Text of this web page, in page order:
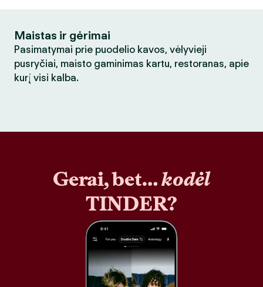
Maistas ir gėrimai
Pasimatymai prie puodelio kavos, vėlyvieji
pusryčiai, maisto gaminimas kartu, restoranas, apie
kurį visi kalba.
Gerai, bet…kodėl
TINDER?